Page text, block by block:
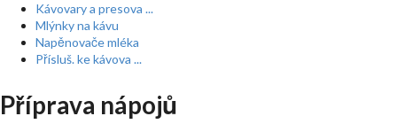
Kávovary a presova ...
Mlýnky na kávu
Napěnovače mléka
Přísluš. ke kávova ...
Příprava nápojů